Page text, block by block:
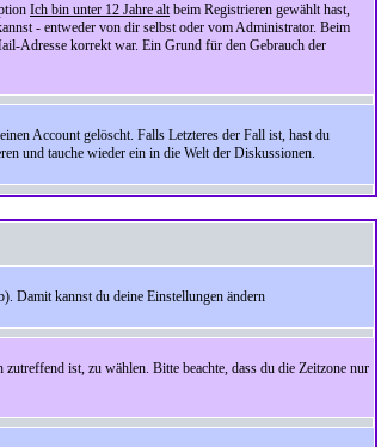
Ich bin unter 12 Jahre altbeim Registrieren gewählt hast,
- entweder von dir selbst oder vom Administrator. Beim
Adresse korrekt war. Ein Grund für den Gebrauch der
Account gelöscht. Falls Letzteres der Fall ist, hast du
und tauche wieder ein in die Welt der Diskussionen.
Damit kannst du deine Einstellungen ändern
ist, zu wählen. Bitte beachte, dass du die Zeitzone nur